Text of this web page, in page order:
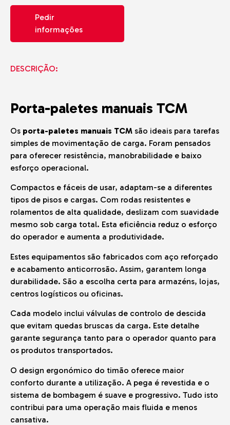
Pedir
informações
DESCRIÇÃO:
Porta-paletes manuais TCM
Os porta-paletes manuais TCM são ideais para tarefas
simples de movimentação de carga. Foram pensados
para oferecer resistência, manobrabilidade e baixo
esforço operacional.
Compactos e fáceis de usar, adaptam-se a diferentes
tipos de pisos e cargas. Com rodas resistentes e
rolamentos de alta qualidade, deslizam com suavidade
mesmo sob carga total. Esta eficiência reduz o esforço
do operador e aumenta a produtividade.
Estes equipamentos são fabricados com aço reforçado
e acabamento anticorrosão. Assim, garantem longa
durabilidade. São a escolha certa para armazéns, lojas,
centros logísticos ou oficinas.
Cada modelo inclui válvulas de controlo de descida
que evitam quedas bruscas da carga. Este detalhe
garante segurança tanto para o operador quanto para
os produtos transportados.
O design ergonómico do timão oferece maior
conforto durante a utilização. A pega é revestida e o
sistema de bombagem é suave e progressivo. Tudo isto
contribui para uma operação mais fluida e menos
cansativa.